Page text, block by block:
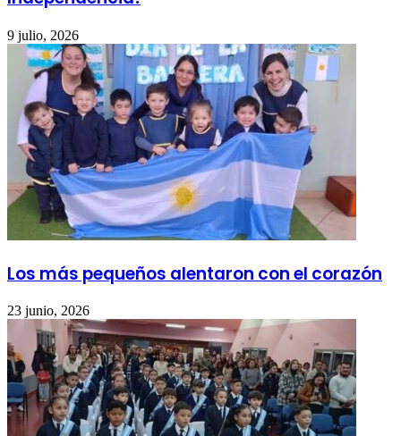
9 julio, 2026
Los más pequeños alentaron con el corazón
23 junio, 2026